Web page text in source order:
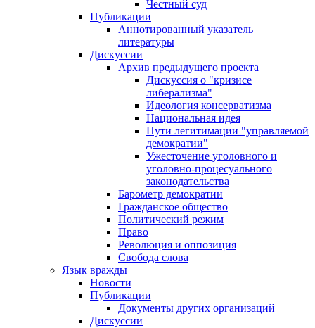
Честный суд
Публикации
Аннотированный указатель
литературы
Дискуссии
Архив предыдущего проекта
Дискуссия о "кризисе
либерализма"
Идеология консерватизма
Национальная идея
Пути легитимации "управляемой
демократии"
Ужесточение уголовного и
уголовно-процесуального
законодательства
Барометр демократии
Гражданское общество
Политический режим
Право
Революция и оппозиция
Свобода слова
Язык вражды
Новости
Публикации
Документы других организаций
Дискуссии